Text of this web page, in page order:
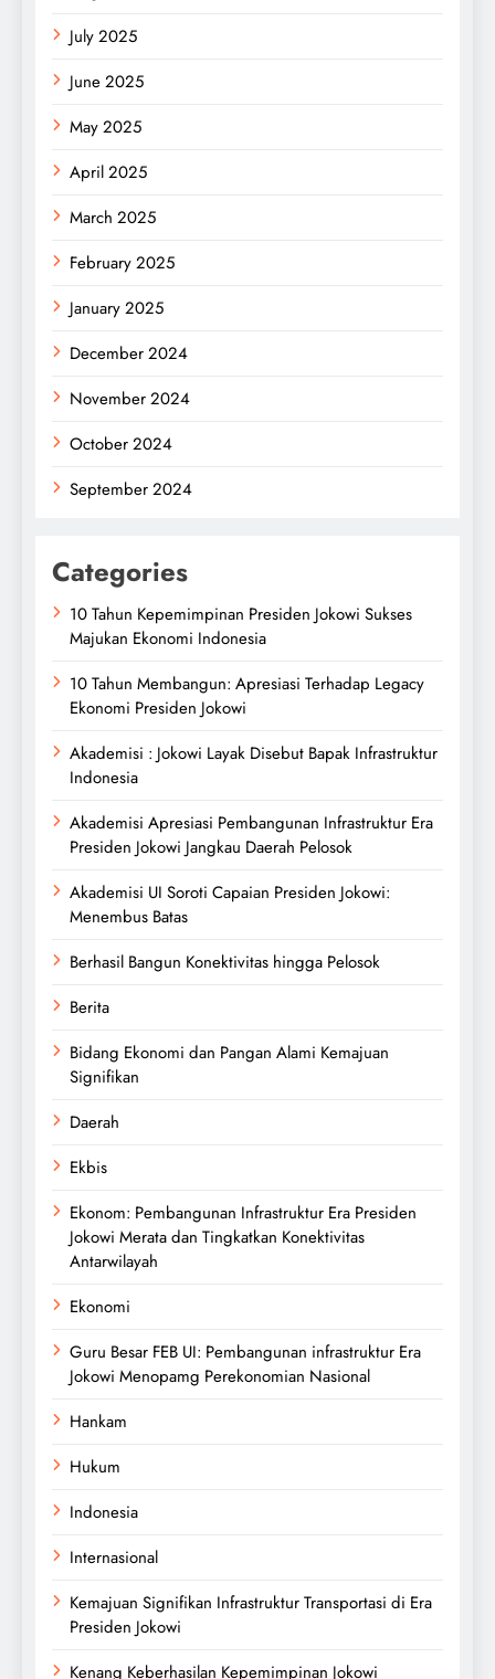
July 2025
June 2025
May 2025
April 2025
March 2025
February 2025
January 2025
December 2024
November 2024
October 2024
September 2024
Categories
10 Tahun Kepemimpinan Presiden Jokowi Sukses
Majukan Ekonomi Indonesia
10 Tahun Membangun: Apresiasi Terhadap Legacy
Ekonomi Presiden Jokowi
Akademisi : Jokowi Layak Disebut Bapak Infrastruktur
Indonesia
Akademisi Apresiasi Pembangunan Infrastruktur Era
Presiden Jokowi Jangkau Daerah Pelosok
Akademisi UI Soroti Capaian Presiden Jokowi:
Menembus Batas
Berhasil Bangun Konektivitas hingga Pelosok
Berita
Bidang Ekonomi dan Pangan Alami Kemajuan
Signifikan
Daerah
Ekbis
Ekonom: Pembangunan Infrastruktur Era Presiden
Jokowi Merata dan Tingkatkan Konektivitas
Antarwilayah
Ekonomi
Guru Besar FEB UI: Pembangunan infrastruktur Era
Jokowi Menopamg Perekonomian Nasional
Hankam
Hukum
Indonesia
Internasional
Kemajuan Signifikan Infrastruktur Transportasi di Era
Presiden Jokowi
Kenang Keberhasilan Kepemimpinan Jokowi